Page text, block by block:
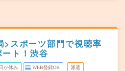
スポーツ部門で視聴率
ト！渋谷
が休み WEB登録OK 派遣